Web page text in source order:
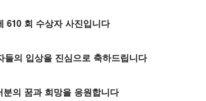
610회 수상자 사진입니다
들의 입상을 진심으로 축하드립니다
분의 꿈과 희망을 응원합니다